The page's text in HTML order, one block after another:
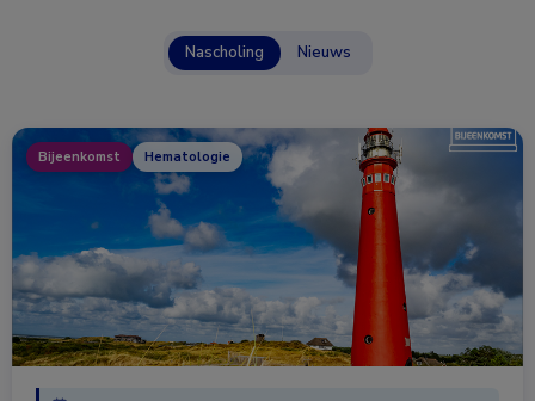
Nascholing Nieuws
Bijeenkomst Hematologie